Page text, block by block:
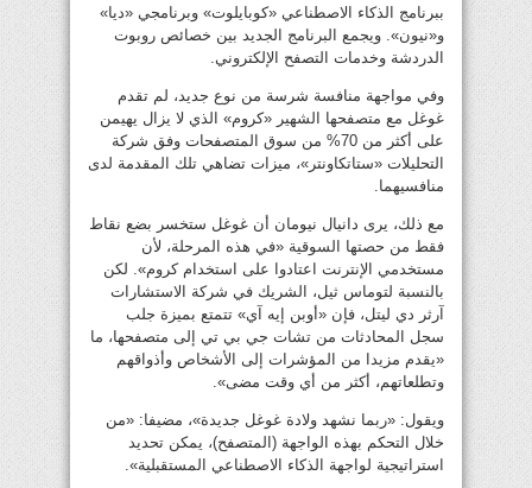
ببرنامج الذكاء الاصطناعي «كوبايلوت» وبرنامجي «ديا»
و«نيون». ويجمع البرنامج الجديد بين خصائص روبوت
الدردشة وخدمات التصفح الإلكتروني.
وفي مواجهة منافسة شرسة من نوع جديد، لم تقدم
غوغل مع متصفحها الشهير «كروم» الذي لا يزال يهيمن
على أكثر من 70% من سوق المتصفحات وفق شركة
التحليلات «ستاتكاونتر»، ميزات تضاهي تلك المقدمة لدى
منافسيهما.
مع ذلك، يرى دانيال نيومان أن غوغل ستخسر بضع نقاط
فقط من حصتها السوقية «في هذه المرحلة، لأن
مستخدمي الإنترنت اعتادوا على استخدام كروم». لكن
بالنسبة لتوماس ثيل، الشريك في شركة الاستشارات
آرثر دي ليتل، فإن «أوبن إيه آي» تتمتع بميزة جلب
سجل المحادثات من تشات جي بي تي إلى متصفحها، ما
«يقدم مزيدا من المؤشرات إلى الأشخاص وأذواقهم
وتطلعاتهم، أكثر من أي وقت مضى».
ويقول: «ربما نشهد ولادة غوغل جديدة»، مضيفا: «من
خلال التحكم بهذه الواجهة (المتصفح)، يمكن تحديد
استراتيجية لواجهة الذكاء الاصطناعي المستقبلية».